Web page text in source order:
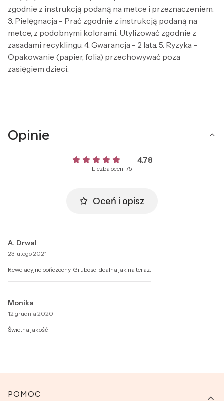
zgodnie z instrukcją podaną na metce i przeznaczeniem.
3. Pielęgnacja - Prać zgodnie z instrukcją podaną na
metce, z podobnymi kolorami. Utylizować zgodnie z
zasadami recyklingu. 4. Gwarancja - 2 lata. 5. Ryzyka -
Opakowanie (papier, folia) przechowywać poza
zasięgiem dzieci.
Opinie
4.78
Liczba ocen: 75
Oceń i opisz
A. Drwal
23 lutego 2021
Rewelacyjne pończochy. Grubosc idealna jak na teraz.
Monika
12 grudnia 2020
Świetna jakość
Linki w stopce
POMOC